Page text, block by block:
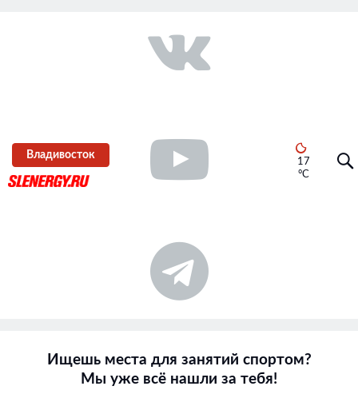
Владивосток
17
°C
Ищешь места для занятий спортом?
Мы уже всё нашли за тебя!